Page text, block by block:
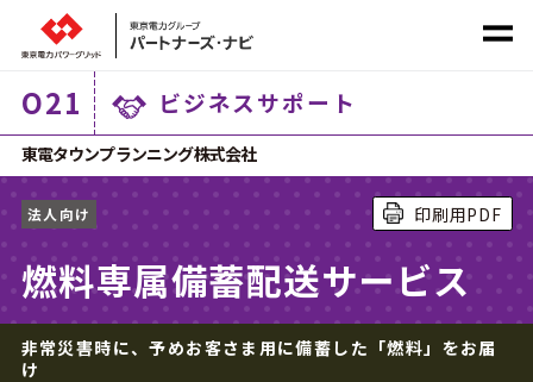
社会課題から探す
サービス カテゴリ から探す
O21 ビジネスサポート
東電タウンプランニング株式会社
法人向け 印刷用PDF
燃料専属備蓄配送サービス
非常災害時に、予めお客さま用に備蓄した「燃料」をお届
け